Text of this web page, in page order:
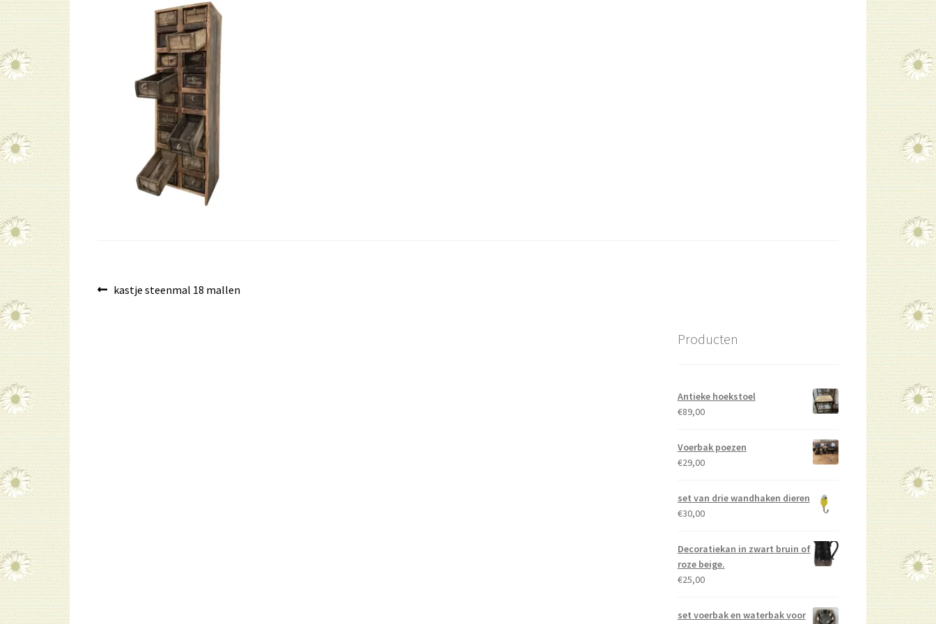
Bericht
Vorig
kastje steenmal 18 mallen
Producten
Antieke hoekstoel
€89,00
Voerbak poezen
€29,00
set van drie wandhaken dieren
€30,00
Decoratiekan in zwart bruin of
roze beige.
€25,00
set voerbak en waterbak voor